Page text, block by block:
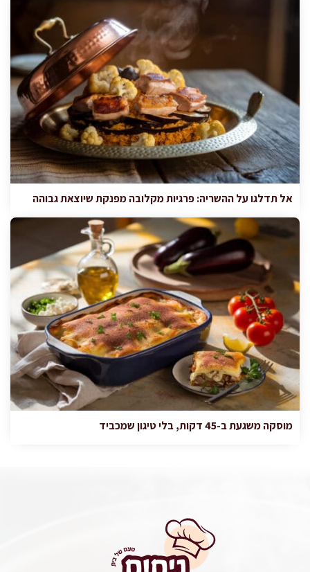
אל תדלגו על ההשריה: פרגיות מקלובה מפנקת שיוצאת גבוהה
מוסקה משגעת ב-45 דקות, בלי טיגון שמכביד